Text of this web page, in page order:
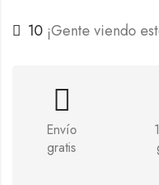
10 ¡Gente viendo
Envío
gratis